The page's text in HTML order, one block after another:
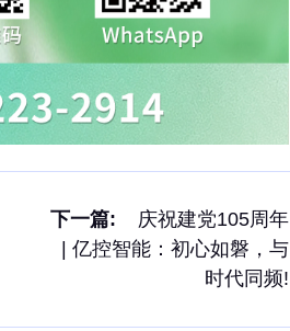
下一篇:
庆祝建党105周年
| 亿控智能：初心如磐，与
时代同频!